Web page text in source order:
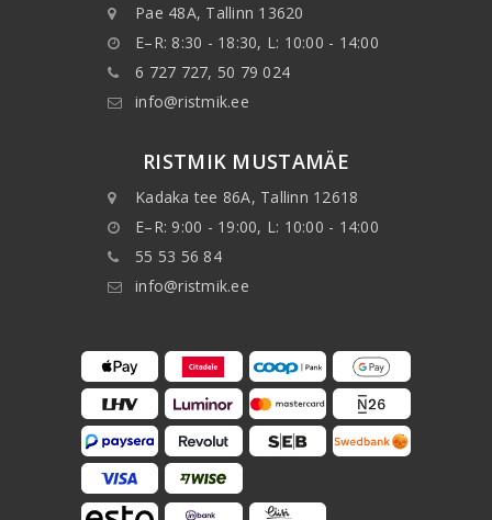
Pae 48A, Tallinn 13620
E–R: 8:30 - 18:30, L: 10:00 - 14:00
6 727 727, 50 79 024
info@ristmik.ee
RISTMIK MUSTAMÄE
Kadaka tee 86A, Tallinn 12618
E–R: 9:00 - 19:00, L: 10:00 - 14:00
55 53 56 84
info@ristmik.ee